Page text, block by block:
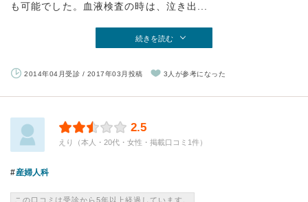
も可能でした。血液検査の時は、泣き出...
続きを読む
2014年04月受診 / 2017年03月投稿 3人が参考になった
2.5
えり（本人・20代・女性・掲載口コミ1件）
産婦人科
この口コミは受診から5年以上経過しています。